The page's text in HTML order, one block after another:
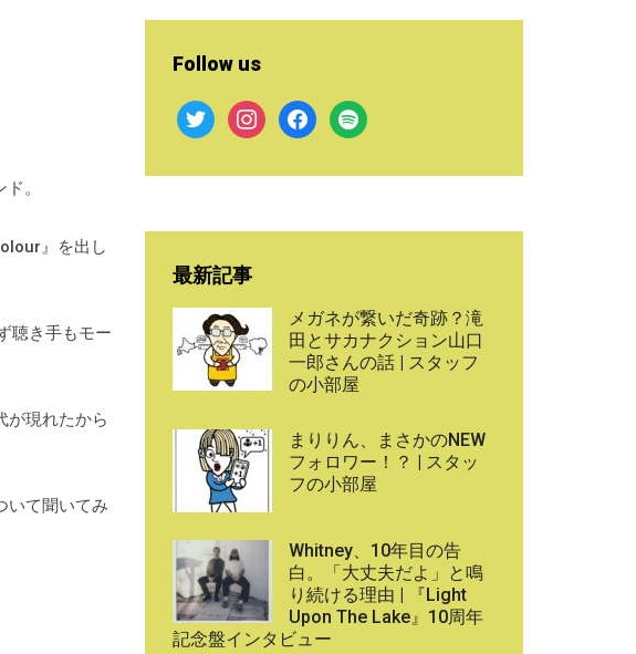
。
』を出し
聴き手もモー
が現れたから
いて聞いてみ
Follow us
twitter instagramfacebook
spotify
最新記事
メガネが繋いだ奇跡？滝
田とサカナクション山口
一郎さんの話 | スタッフ
の小部屋
まりりん、まさかのNEW
フォロワー！？ | スタッ
フの小部屋
Whitney、10年目の告
白。「大丈夫だよ」と鳴
り続ける理由 | 『Light
Upon The Lake』10周年
記念盤インタビュー